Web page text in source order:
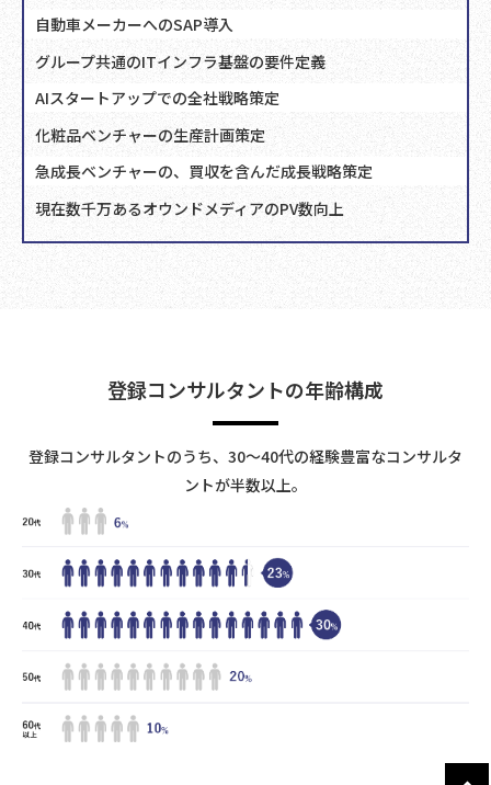
自動車メーカーへのSAP導入
グループ共通のITインフラ基盤の要件定義
AIスタートアップでの全社戦略策定
化粧品ベンチャーの生産計画策定
急成長ベンチャーの、買収を含んだ成長戦略策定
現在数千万あるオウンドメディアのPV数向上
登録コンサルタントの年齢構成
登録コンサルタントのうち、30〜40代の経験豊富なコンサルタ
ントが半数以上。